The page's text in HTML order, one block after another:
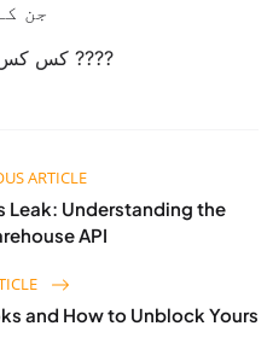
جن
کس کس کو یاد آتا ہے اپنے والدین کا گھر ????
ARTICLE
Leak: Understanding the
API
and How to Unblock Yours